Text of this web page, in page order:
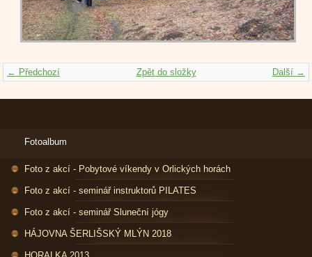
← Předchozí Další →
Zpět do složky
Fotoalbum
Foto z akcí - Pobytové víkendy v Orlických horách
Foto z akcí - seminář instruktorů PILATES
Foto z akcí - seminář Sluneční jógy
HÁJOVNA ŠERLIŠSKÝ MLÝN 2018